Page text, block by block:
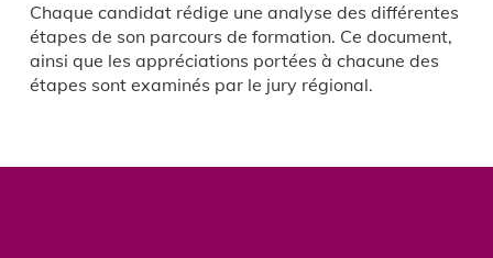
Chaque candidat rédige une analyse des différentes
étapes de son parcours de formation. Ce document,
ainsi que les appréciations portées à chacune des
étapes sont examinés par le jury régional.